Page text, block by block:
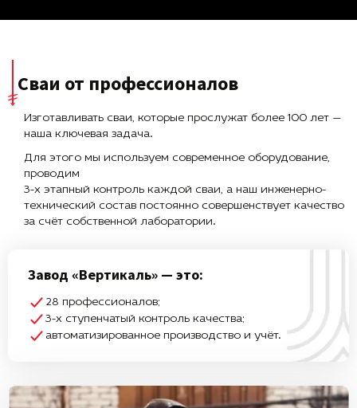
Сваи от профессионалов
Изготавливать сваи, которые прослужат более 100 лет —
наша ключевая задача.
Для этого мы используем современное оборудование,
проводим
3-х этапный контроль каждой сваи, а наш инженерно-
технический состав постоянно совершенствует качество
за счёт собственной лаборатории.
Завод «Вертикаль» — это:
28 профессионалов;
3-х ступенчатый контроль качества;
автоматизированное производство и учёт.